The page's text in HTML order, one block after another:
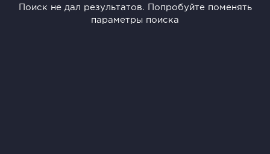
Поиск не дал результатов. Попробуйте поменять
параметры поиска